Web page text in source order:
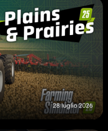
28 luglio 2026